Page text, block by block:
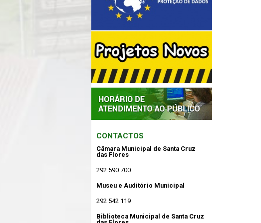
CONTACTOS
Câmara Municipal de Santa Cruz
das Flores
292 590 700
Museu e Auditório Municipal
292 542 119
Biblioteca Municipal de Santa Cruz